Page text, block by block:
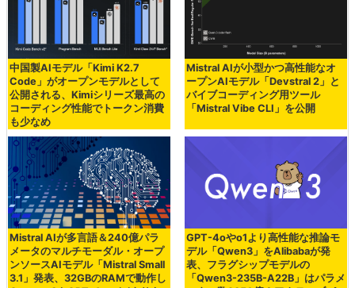
中国製AIモデル「Kimi K2.7
Code」がオープンモデルとして
公開される、Kimiシリーズ最高の
コーディング性能でトークン消費
も少なめ
Mistral AIが小型かつ高性能なオ
ープンAIモデル「Devstral 2」と
バイブコーディング用ツール
「Mistral Vibe CLI」を公開
Mistral AIが多言語＆240億パラ
メータのマルチモーダル・オープ
ンソースAIモデル「Mistral Small
3.1」発表、32GBのRAMで動作し
GPT-4oやo1より高性能な推論モ
デル「Qwen3」をAlibabaが発
表、フラグシップモデルの
「Qwen3-235B-A22B」はパラメ